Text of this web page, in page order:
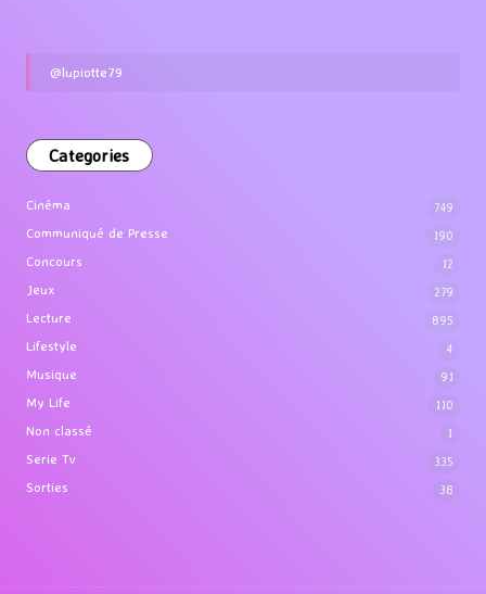
@lupiotte79
Categories
Cinéma 749
Communiqué de Presse 190
Concours 12
Jeux 279
Lecture 895
Lifestyle 4
Musique 91
My Life 110
Non classé 1
Serie Tv 335
Sorties 38